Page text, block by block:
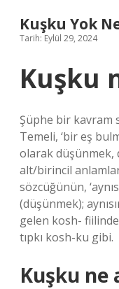
Kuşku Yok
Tarih: Eylül 29, 2024
Kuşku
Şüphe bir kavram
Temeli, ‘bir eş
olarak düşünmek,
alt/birincil
sözcüğünün,
(düşünmek);
gelen kosh-
tıpkı kosh-ku gibi.
Kuşku ne